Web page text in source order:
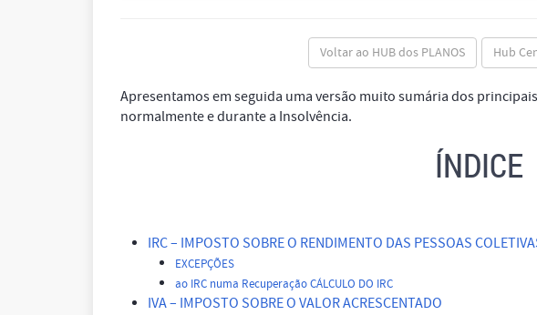
Voltar ao HUB dos PLANOS Hub
Apresentamos em seguida uma versão muito sumária dos
normalmente e durante a Insolvência.
ÍNDICE
IRC – IMPOSTO SOBRE O RENDIMENTO DAS PESSOAS
EXCEPÇÕES
ao IRC numa RecuperaçãoCÁLCULO DO IRC
IVA – IMPOSTO SOBRE O VALOR ACRESCENTADO